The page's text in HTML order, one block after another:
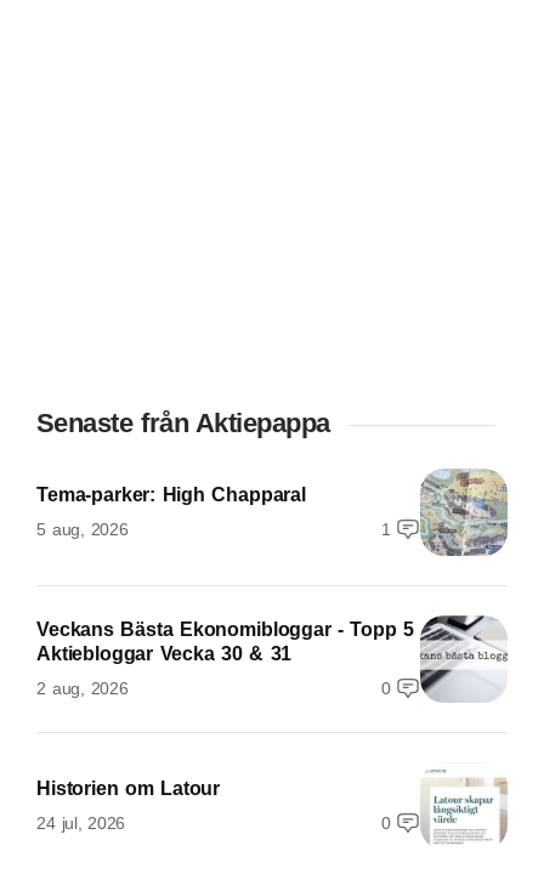
Senaste från Aktiepappa
Tema-parker: High Chapparal
5 aug, 2026 1
Veckans Bästa Ekonomibloggar - Topp 5
Aktiebloggar Vecka 30 & 31
2 aug, 2026 0
Historien om Latour
24 jul, 2026 0